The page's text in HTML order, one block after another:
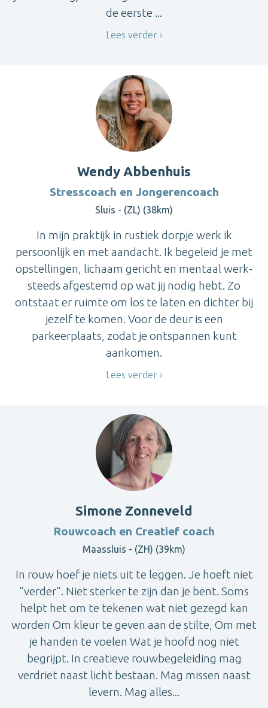
de eerste ...
Lees verder
Wendy Abbenhuis
Stresscoach en Jongerencoach
Sluis - (ZL) (38km)
In mijn praktijk in rustiek dorpje werk ik
persoonlijk en met aandacht. Ik begeleid je met
opstellingen, lichaam gericht en mentaal werk-
steeds afgestemd op wat jij nodig hebt. Zo
ontstaat er ruimte om los te laten en dichter bij
jezelf te komen. Voor de deur is een
parkeerplaats, zodat je ontspannen kunt
aankomen.
Lees verder
Simone Zonneveld
Rouwcoach en Creatief coach
Maassluis - (ZH) (39km)
In rouw hoef je niets uit te leggen. Je hoeft niet
"verder". Niet sterker te zijn dan je bent. Soms
helpt het om te tekenen wat niet gezegd kan
worden Om kleur te geven aan de stilte, Om met
je handen te voelen Wat je hoofd nog niet
begrijpt. In creatieve rouwbegeleiding mag
verdriet naast licht bestaan. Mag missen naast
levern. Mag alles...